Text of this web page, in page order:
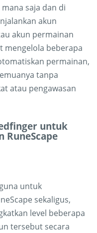
saja dan di
akun
akun permainan
mengelola beberapa
permainan,
tanpa
atau pengawasan
untuk
RuneScape
untuk
sekaligus,
level beberapa
tersebut secara